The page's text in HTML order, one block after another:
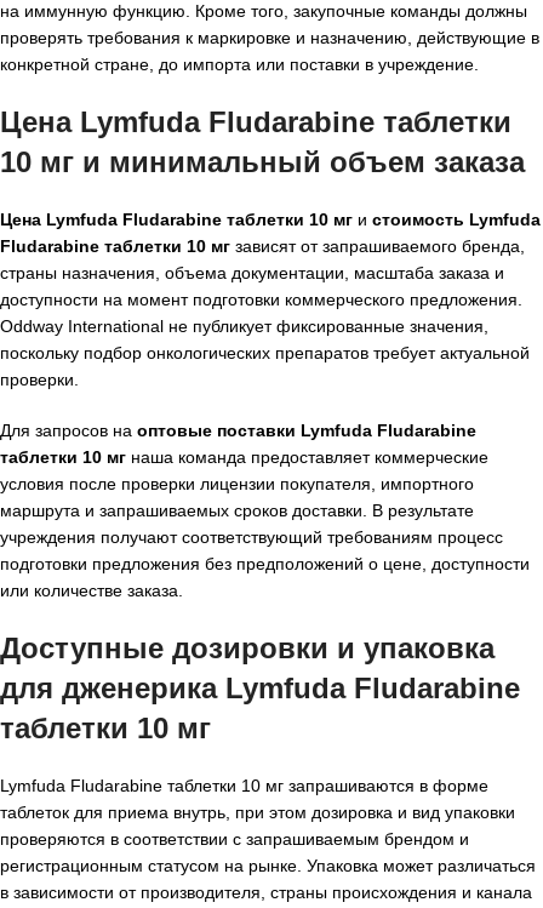
на иммунную функцию. Кроме того, закупочные команды должны
проверять требования к маркировке и назначению, действующие в
конкретной стране, до импорта или поставки в учреждение.
Цена Lymfuda Fludarabine таблетки
10 мг и минимальный объем заказа
Цена Lymfuda Fludarabine таблетки 10 мг и стоимость Lymfuda
Fludarabine таблетки 10 мг зависят от запрашиваемого бренда,
страны назначения, объема документации, масштаба заказа и
доступности на момент подготовки коммерческого предложения.
Oddway International не публикует фиксированные значения,
поскольку подбор онкологических препаратов требует актуальной
проверки.
Для запросов на оптовые поставки Lymfuda Fludarabine
таблетки 10 мг наша команда предоставляет коммерческие
условия после проверки лицензии покупателя, импортного
маршрута и запрашиваемых сроков доставки. В результате
учреждения получают соответствующий требованиям процесс
подготовки предложения без предположений о цене, доступности
или количестве заказа.
Доступные дозировки и упаковка
для дженерика Lymfuda Fludarabine
таблетки 10 мг
Lymfuda Fludarabine таблетки 10 мг запрашиваются в форме
таблеток для приема внутрь, при этом дозировка и вид упаковки
проверяются в соответствии с запрашиваемым брендом и
регистрационным статусом на рынке. Упаковка может различаться
в зависимости от производителя, страны происхождения и канала